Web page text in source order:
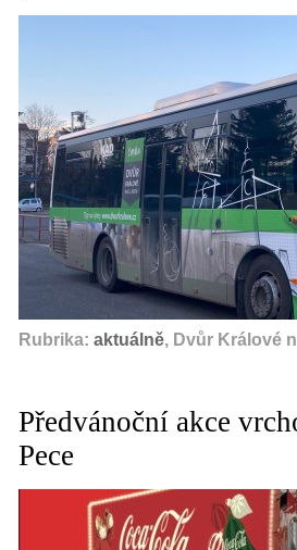
Rubrika: aktuálně, Dvůr Králové
Předvánoční akce
Pece